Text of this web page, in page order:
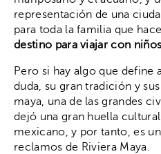
representación de una
para toda la familia que
destino para viajar con
Pero si hay algo que define
duda, su gran tradición y
maya, una de las grandes
dejó una gran huella
mexicano, y por tanto, es
reclamos de Riviera Maya.